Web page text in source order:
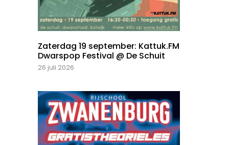
Zaterdag 19 september: Kattuk.FM
Dwarspop Festival @ De Schuit
26 juli 2026